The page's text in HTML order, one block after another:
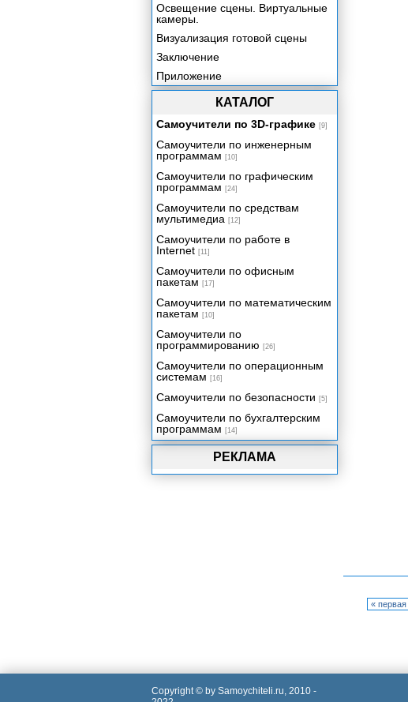
« первая
РЕКЛАМА
Освещение сцены. Виртуальные
камеры.
Визуализация готовой сцены
Заключение
Приложение
КАТАЛОГ
Самоучители по 3D-графике [9]
Самоучители по инженерным
программам [10]
Самоучители по графическим
программам [24]
Самоучители по средствам
мультимедиа [12]
Самоучители по работе в
Internet [11]
Самоучители по офисным
пакетам [17]
Самоучители по математическим
пакетам [10]
Самоучители по
программированию [26]
Самоучители по операционным
системам [16]
Самоучители по безопасности [5]
Самоучители по бухгалтерским
программам [14]
Copyright © by Samoychiteli.ru, 2010 -